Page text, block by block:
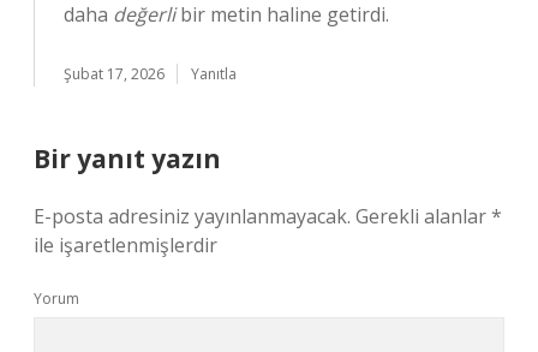
daha değerlibir metin haline getirdi.
Şubat 17, 2026 Yanıtla
Bir yanıt yazın
E-posta adresiniz yayınlanmayacak. Gerekli alanlar*
ile işaretlenmişlerdir
Yorum